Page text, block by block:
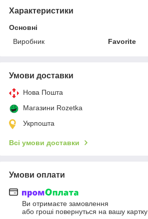
Характеристики
Основні
Виробник
Favorite
Умови доставки
Нова Пошта
Магазини Rozetka
Укрпошта
Всі умови доставки
Умови оплати
Ви отримаєте замовлення
або гроші повернуться на вашу картку